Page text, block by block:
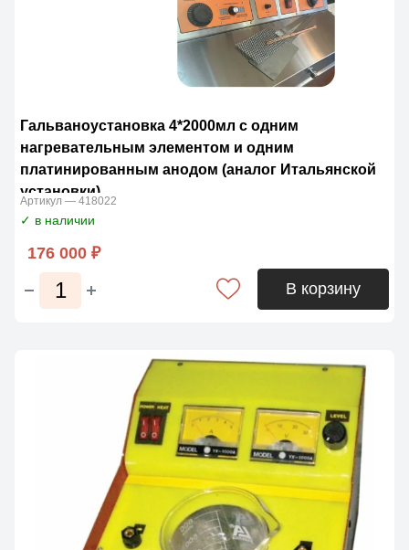
Гальваноустановка 4*2000мл с одним
нагревательным элементом и одним
платинированным анодом (аналог Итальянской
установки)
Артикул — 418022
✓ в наличии
176 000 ₽
В корзину